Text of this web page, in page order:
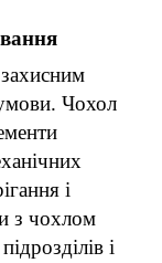
Чохол
і
з чохлом
і